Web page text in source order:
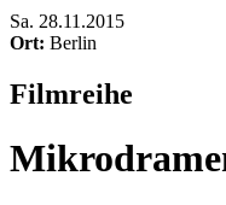
Sa. 28.11.2015
Ort: Berlin
Filmreihe